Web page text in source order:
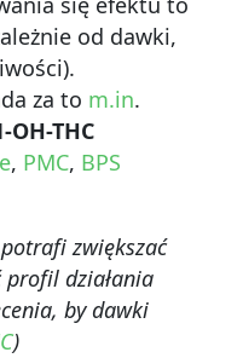
od dawki,
za to m.in.
OH-THC
, PMC, BPS
zwiększać
profil działania
by dawki
)